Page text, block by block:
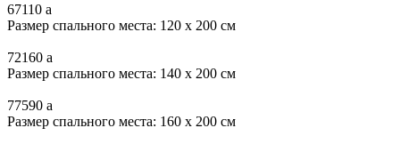
67110 a
Размер спального места: 120 x 200 см
72160 a
Размер спального места: 140 x 200 см
77590 a
Размер спального места: 160 x 200 см